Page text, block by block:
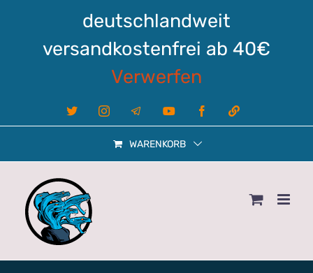
deutschlandweit
versandkostenfrei ab 40€
Verwerfen
X InstagramTelegram YouTube FacebookLinktree
WARENKORB